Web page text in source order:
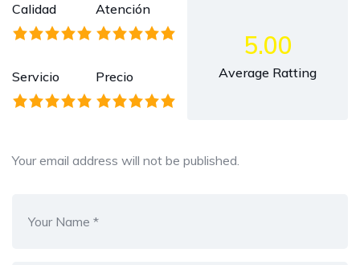
Calidad Atención
Servicio Precio
5.00
Average Ratting
Your email address will not be published.